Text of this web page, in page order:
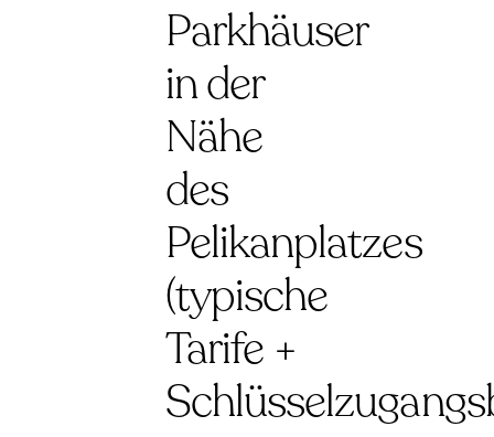
Parkhäuser
in der
Nähe
des
Pelikanplatzes
(typische
Tarife +